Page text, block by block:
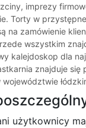
imprezy
Torty w
na zamówienie
wszystkim
kalejdoskop dla
znajduje się
użytkownicy